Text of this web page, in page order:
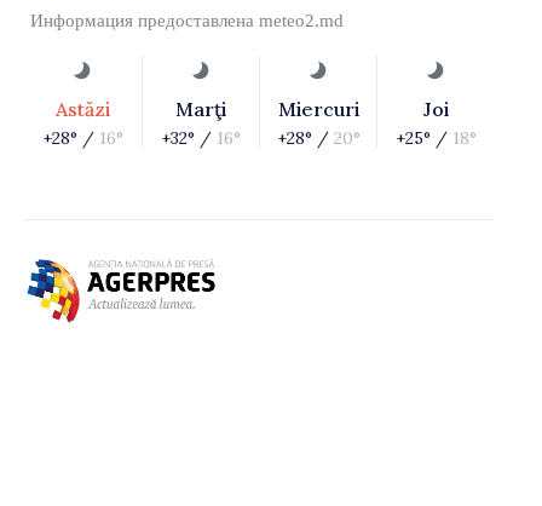
Информация предоставлена meteo2.md
Astăzi
+28° / 16°
Marţi
+32° / 16°
Miercuri
+28° / 20°
Joi
+25° / 18°